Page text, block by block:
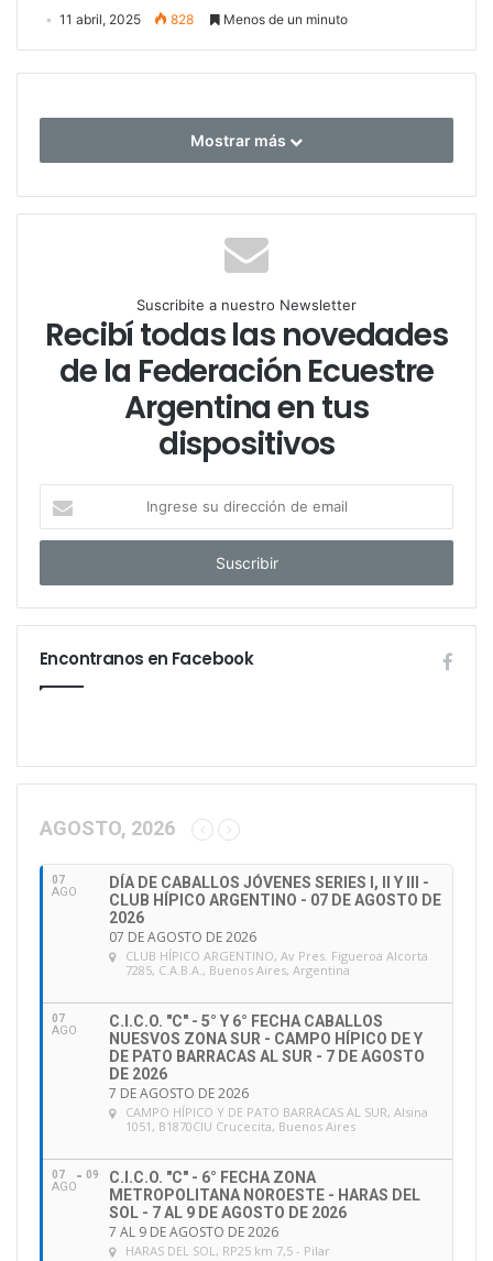
11 abril, 2025 828 Menos de un minuto
Mostrar más
Suscribite a nuestro Newsletter
Recibí todas las novedades
de la Federación Ecuestre
Argentina en tus
dispositivos
g
e
s
s
e
c
ó
a
Encontranos en Facebook
AGOSTO, 2026
07
AGO
DÍA DE CABALLOS JÓVENES SERIES I, II Y III -
CLUB HÍPICO ARGENTINO - 07 DE AGOSTO DE
2026
07 DE AGOSTO DE 2026
CLUB HÍPICO ARGENTINO, Av Pres. Figueroa Alcorta
7285, C.A.B.A., Buenos Aires, Argentina
07
AGO
C.I.C.O. "C" - 5° Y 6° FECHA CABALLOS
NUESVOS ZONA SUR - CAMPO HÍPICO DE Y
DE PATO BARRACAS AL SUR - 7 DE AGOSTO
DE 2026
7 DE AGOSTO DE 2026
CAMPO HÍPICO Y DE PATO BARRACAS AL SUR, Alsina
1051, B1870CIU Crucecita, Buenos Aires
07
AGO
09
C.I.C.O. "C" - 6° FECHA ZONA
METROPOLITANA NOROESTE - HARAS DEL
SOL - 7 AL 9 DE AGOSTO DE 2026
7 AL 9 DE AGOSTO DE 2026
HARAS DEL SOL, RP25 km 7,5 - Pilar